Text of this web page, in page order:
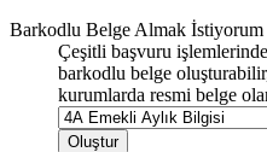
Barkodlu Belge Almak İstiyorum
Çeşitli başvuru
barkodlu belge
kurumlarda resmi belge
Oluştur